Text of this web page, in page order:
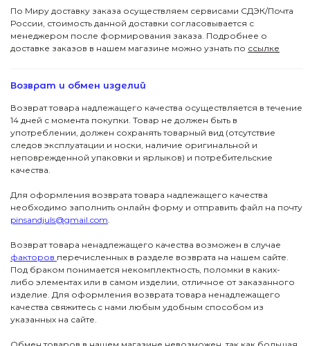
По Миру доставку заказа осуществляем сервисами СДЭК/Почта
России, стоимость данной доставки согласовывается с
менеджером после формирования заказа. Подробнее о
доставке заказов в нашем магазине можно узнать по ссылке
Возврат и обмен изделий
Возврат товара надлежащего качества осуществляется в течение
14 дней с момента покупки. Товар не должен быть в
употреблении, должен сохранять товарный вид (отсутствие
следов эксплуатации и носки, наличие оригинальной и
неповрежденной упаковки и ярлыков) и потребительские
качества.
Для оформления возврата товара надлежащего качества
необходимо заполнить онлайн форму и отправить файл на почту
pinsandjuls@gmail.com.
Возврат товара ненадлежащего качества возможен в случае
факторов перечисленных в разделе возврата на нашем сайте.
Под браком понимается некомплектность, поломки в каких-
либо элементах или в самом изделии, отличное от заказанного
изделие. Для оформления возврата товара ненадлежащего
качества свяжитесь с нами любым удобным способом из
указанных на сайте.